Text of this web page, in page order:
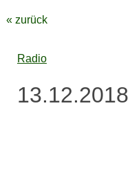
« zurück
Radio
13.12.2018